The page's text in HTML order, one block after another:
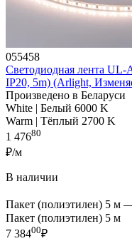
055458
Светодиодная лента
IP20, 5m) (Arlight,
Произведено в Беларуси
White | Белый 6000 K
Warm | Тёплый 2700 K
1 47680
₽/м
В наличии
Пакет (полиэтилен) 5 м
Пакет (полиэтилен) 5 м
7 38400₽